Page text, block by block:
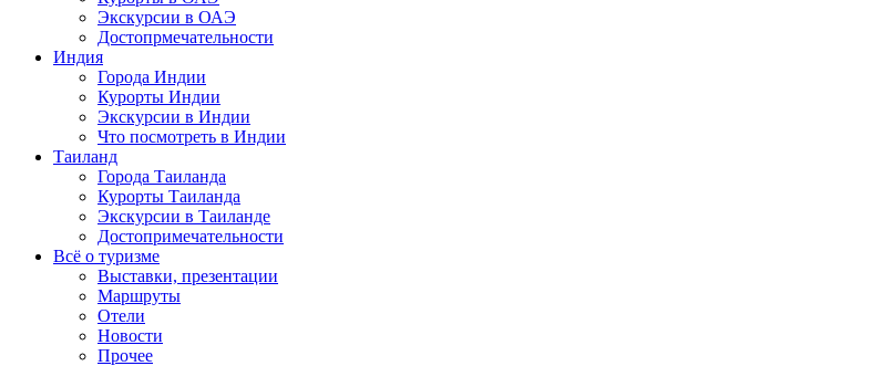
Экскурсии в ОАЭ
Достопрмечательности
Индия
Города Индии
Курорты Индии
Экскурсии в Индии
Что посмотреть в Индии
Таиланд
Города Таиланда
Курорты Таиланда
Экскурсии в Таиланде
Достопримечательности
Всё о туризме
Выставки, презентации
Маршруты
Отели
Новости
Прочее